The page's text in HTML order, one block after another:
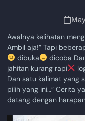
Awalnya kelihatan
Ambil aja!” Tapi
dibuka
dicoba
jahitan kurang rapi
Dan satu kalimat yang
pilih yang ini…” Cerita
datang dengan